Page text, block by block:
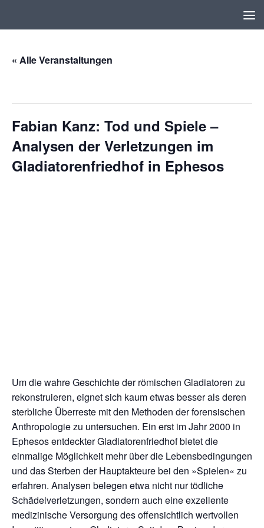
« Alle Veranstaltungen
Fabian Kanz: Tod und Spiele –
Analysen der Verletzungen im
Gladiatorenfriedhof in Ephesos
Um die wahre Geschichte der römischen Gladiatoren zu
rekonstruieren, eignet sich kaum etwas besser als deren
sterbliche Überreste mit den Methoden der forensischen
Anthropologie zu untersuchen. Ein erst im Jahr 2000 in
Ephesos entdeckter Gladiatorenfriedhof bietet die
einmalige Möglichkeit mehr über die Lebensbedingungen
und das Sterben der Hauptakteure bei den »Spielen« zu
erfahren. Analysen belegen etwa nicht nur tödliche
Schädelverletzungen, sondern auch eine exzellente
medizinische Versorgung des offensichtlich wertvollen